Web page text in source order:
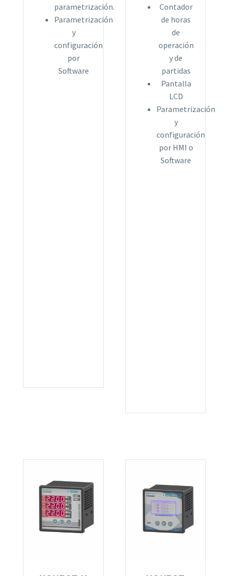
parametrización.
Parametrización
y
configuración
por
Software
Contador
de horas
de
operación
y de
partidas
Pantalla
LCD
Parametrización
y
configuración
por HMI o
Software